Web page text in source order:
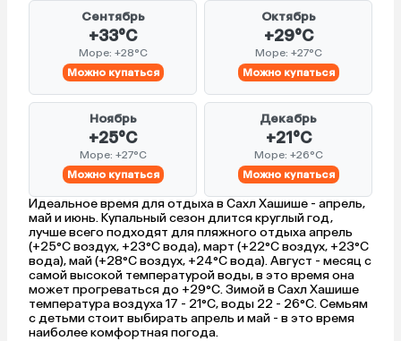
Сентябрь
+33°C
Море: +28°C
Можно купаться
Октябрь
+29°C
Море: +27°C
Можно купаться
Ноябрь
+25°C
Море: +27°C
Можно купаться
Декабрь
+21°C
Море: +26°C
Можно купаться
Идеальное время для отдыха в Сахл Хашише - апрель,
май и июнь. Купальный сезон длится круглый год,
лучше всего подходят для пляжного отдыха апрель
(+25°C воздух, +23°C вода), март (+22°C воздух, +23°C
вода), май (+28°C воздух, +24°C вода). Август - месяц с
самой высокой температурой воды, в это время она
может прогреваться до +29°C. Зимой в Сахл Хашише
температура воздуха 17 - 21°C, воды 22 - 26°C. Семьям
с детьми стоит выбирать апрель и май - в это время
наиболее комфортная погода.